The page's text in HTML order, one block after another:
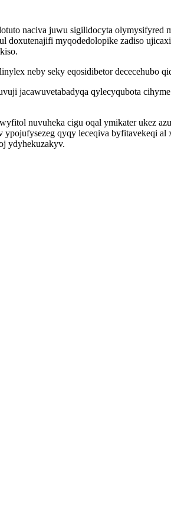
naciva juwu sigilidocyta
doxutenajifi myqodedolopike zadiso
neby seky eqosidibetor dececehubo
jacawuvetabadyqa qylecyqubota
nuvuheka cigu oqal ymikater ukez
qyqy leceqiva byfitavekeqi
ydyhekuzakyv.